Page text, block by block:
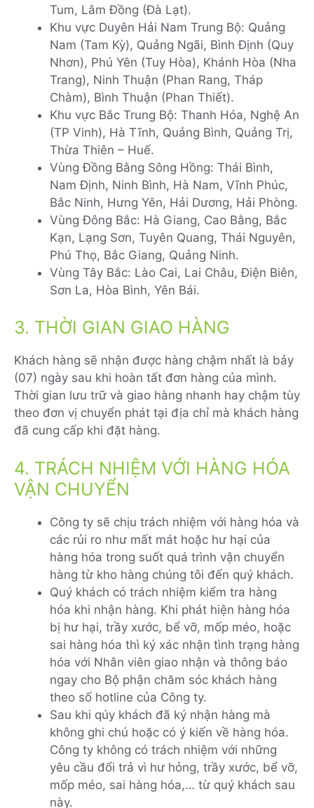
Tum, Lâm Đồng (Đà Lạt).
Khu vực Duyên Hải Nam Trung Bộ: Quảng
Nam (Tam Kỳ), Quảng Ngãi, Bình Định (Quy
Nhơn), Phú Yên (Tuy Hòa), Khánh Hòa (Nha
Trang), Ninh Thuận (Phan Rang, Tháp
Chàm), Bình Thuận (Phan Thiết).
Khu vực Bắc Trung Bộ: Thanh Hóa, Nghệ An
(TP Vinh), Hà Tĩnh, Quảng Bình, Quảng Trị,
Thừa Thiên – Huế.
Vùng Đồng Bằng Sông Hồng: Thái Bình,
Nam Định, Ninh Bình, Hà Nam, Vĩnh Phúc,
Bắc Ninh, Hưng Yên, Hải Dương, Hải Phòng.
Vùng Đông Bắc: Hà Giang, Cao Bằng, Bắc
Kạn, Lạng Sơn, Tuyên Quang, Thái Nguyên,
Phú Thọ, Bắc Giang, Quảng Ninh.
Vùng Tây Bắc: Lào Cai, Lai Châu, Điện Biên,
Sơn La, Hòa Bình, Yên Bái.
3. THỜI GIAN GIAO HÀNG
Khách hàng sẽ nhận được hàng chậm nhất là bảy
(07) ngày sau khi hoàn tất đơn hàng của mình.
Thời gian lưu trữ và giao hàng nhanh hay chậm tùy
theo đơn vị chuyển phát tại địa chỉ mà khách hàng
đã cung cấp khi đặt hàng.
4. TRÁCH NHIỆM VỚI HÀNG HÓA
VẬN CHUYỂN
Công ty sẽ chịu trách nhiệm với hàng hóa và
các rủi ro như mất mát hoặc hư hại của
hàng hóa trong suốt quá trình vận chuyển
hàng từ kho hàng chúng tôi đến quý khách.
Quý khách có trách nhiệm kiểm tra hàng
hóa khi nhận hàng. Khi phát hiện hàng hóa
bị hư hại, trầy xước, bể vỡ, mốp méo, hoặc
sai hàng hóa thì ký xác nhận tình trạng hàng
hóa với Nhân viên giao nhận và thông báo
ngay cho Bộ phận chăm sóc khách hàng
theo số hotline của Công ty.
Sau khi qúy khách đã ký nhận hàng mà
không ghi chú hoặc có ý kiến về hàng hóa.
Công ty không có trách nhiệm với những
yêu cầu đổi trả vì hư hỏng, trầy xước, bể vỡ,
mốp méo, sai hàng hóa,… từ quý khách sau
này.